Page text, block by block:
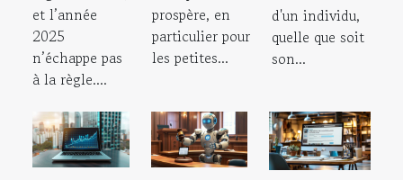
et l’année
2025
n’échappe pas
à la règle....
prospère, en
particulier pour
les petites...
d'un individu,
quelle que soit
son...